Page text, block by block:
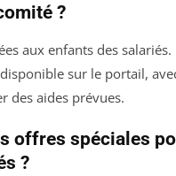
?
aux enfants des salariés.
sur le portail,
des aides prévues.
offres spéciales
?